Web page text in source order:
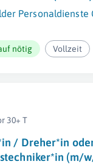
Personaldienste
nötig Vollzeit
30+ T
/ Dreher*in
(m/